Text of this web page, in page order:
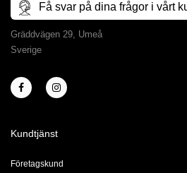
Få svar på dina frågor i vårt
Gräddvägen 29, Umeå
Sverige
Kundtjänst
Företagskund